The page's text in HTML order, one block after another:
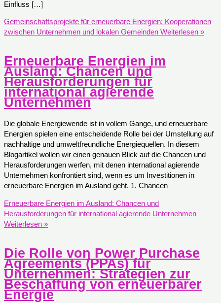
Einfluss […]
Gemeinschaftsprojekte für erneuerbare Energien: Kooperationen
zwischen Unternehmen und lokalen Gemeinden Weiterlesen »
Erneuerbare Energien im
Ausland: Chancen und
Herausforderungen für
international agierende
Unternehmen
Die globale Energiewende ist in vollem Gange, und erneuerbare
Energien spielen eine entscheidende Rolle bei der Umstellung auf
nachhaltige und umweltfreundliche Energiequellen. In diesem
Blogartikel wollen wir einen genauen Blick auf die Chancen und
Herausforderungen werfen, mit denen international agierende
Unternehmen konfrontiert sind, wenn es um Investitionen in
erneuerbare Energien im Ausland geht. 1. Chancen
Erneuerbare Energien im Ausland: Chancen und
Herausforderungen für international agierende Unternehmen
Weiterlesen »
Die Rolle von Power Purchase
Agreements (PPAs) für
Unternehmen: Strategien zur
Beschaffung von erneuerbarer
Energie